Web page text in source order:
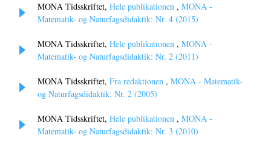
MONA Tidsskriftet, Hele publikationen , MONA -
Matematik- og Naturfagsdidaktik: Nr. 4 (2015)
MONA Tidsskriftet, Hele publikationen , MONA -
Matematik- og Naturfagsdidaktik: Nr. 2 (2011)
MONA Tidsskriftet, Fra redaktionen , MONA - Matematik-
og Naturfagsdidaktik: Nr. 2 (2005)
MONA Tidsskriftet, Hele publikationen , MONA -
Matematik- og Naturfagsdidaktik: Nr. 3 (2010)